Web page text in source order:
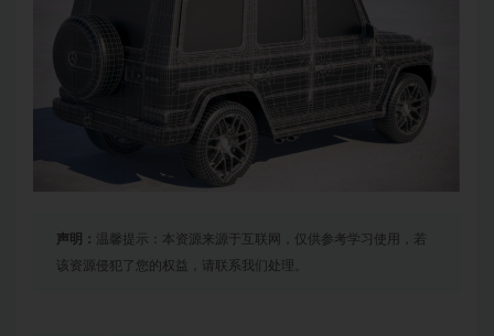
声明： 温馨提示：本资源来源于互联网，仅供参考学习使用，若
该资源侵犯了您的权益，请联系我们处理。